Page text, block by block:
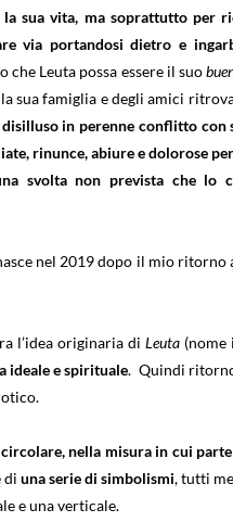
sua vita, ma soprattutto per
via portandosi dietro e
che Leuta possa essere il suo
sua famiglia e degli amici
in perenne conflitto con
rinunce, abiure e dolorose
svolta non prevista che lo
nel 2019 dopo il mio ritorno
l’idea originaria diLeuta (nome
ideale e spirituale. Quindi ritorno
nella misura in cui
di una serie di simbolismi, tutti
e una verticale.